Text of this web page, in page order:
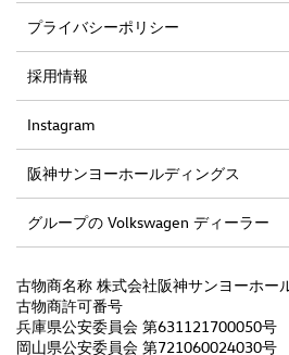
プライバシーポリシー
採用情報
Instagram
阪神サンヨーホールディングス
グループの Volkswagen ディーラー
古物商名称 株式会社阪神サンヨーホー
古物商許可番号
兵庫県公安委員会 第631121700050号
岡山県公安委員会 第721060024030号